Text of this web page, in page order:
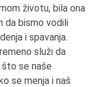
životu, bila ona
da bismo vodili
i spavanja.
služi da
se naše
se menja i naš